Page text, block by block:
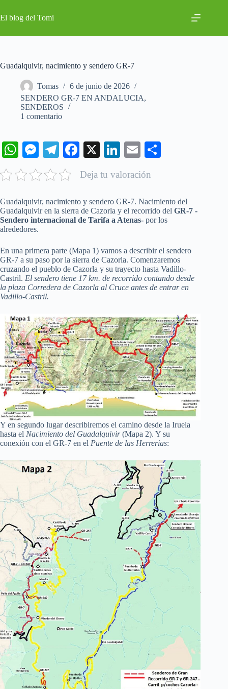
al
contenido
El blog del Tomi
Guadalquivir, nacimiento y sendero GR-7
Tomas
6 de junio de 2026
SENDERO GR-7 EN ANDALUCIA,
SENDEROS
1 comentario
W
ha
ts
A
pp
M
es
se
ng
er
Te
le
gr
a
m
Fa
bo
ok
X
Li
ed
In
E
ail
pa
rti
Deja tu valoración
Guadalquivir, nacimiento y sendero GR-7. Nacimiento del
Guadalquivir en la sierra de Cazorla y el recorrido del GR-7 -
Sendero internacional de Tarifa a Atenas- por los
alrededores.
En una primera parte (Mapa 1) vamos a describir el sendero
GR-7 a su paso por la sierra de Cazorla. Comenzaremos
cruzando el pueblo de Cazorla y su trayecto hasta Vadillo-
Castril. El sendero tiene 17 km. de recorrido contando desde
la plaza Corredera de Cazorla al Cruce antes de entrar en
Vadillo-Castril.
Y en segundo lugar describiremos el camino desde la Iruela
hasta el Nacimiento del Guadalquivir(Mapa 2). Y su
conexión con el GR-7 en el Puente de las Herrerias: